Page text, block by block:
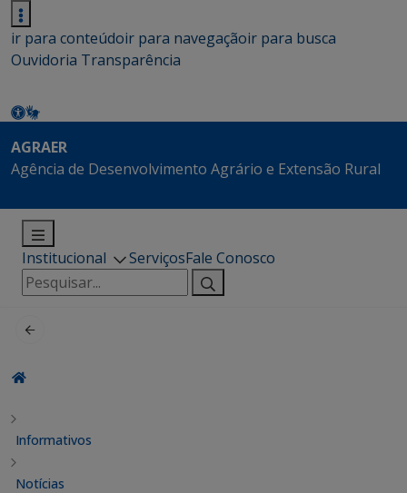
ir para conteúdoir para navegaçãoir para busca
Ouvidoria Transparência
AGRAER
Agência de Desenvolvimento Agrário e Extensão Rural
Institucional ServiçosFale Conosco
Pesquisar
por:
Informativos
Notícias